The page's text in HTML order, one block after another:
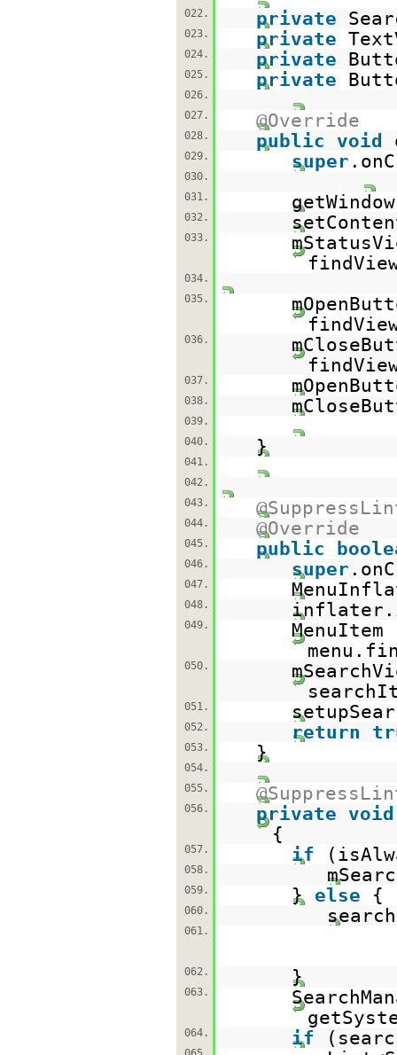
022.
private
023. private
024. private
025. private
026.
027.
@Override
028. public void
029. super
030.
031.
032.
033.
034.
035.
036.
037.
038.
039.
040.
}
041.
042.
043.
044. @Override
045. public
046. super
047.
048.
049.
050.
051.
052. return
053. }
054.
055.
056. private void
{
057. if
058.
059. } else {
060.
061.
062. }
063.
064. if